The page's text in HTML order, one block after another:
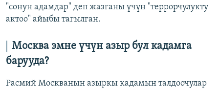
"сонун адамдар" деп жазганы үчүн "террорчулукту
актоо" айыбы тагылган.
Москва эмне үчүн азыр бул кадамга
барууда?
Расмий Москванын азыркы кадамын талдоочулар